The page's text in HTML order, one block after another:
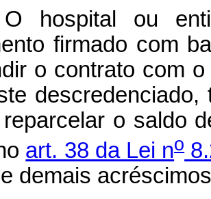
hospital ou
firmado com
o contrato com
o saldo
art. 38 da Lei no
demais